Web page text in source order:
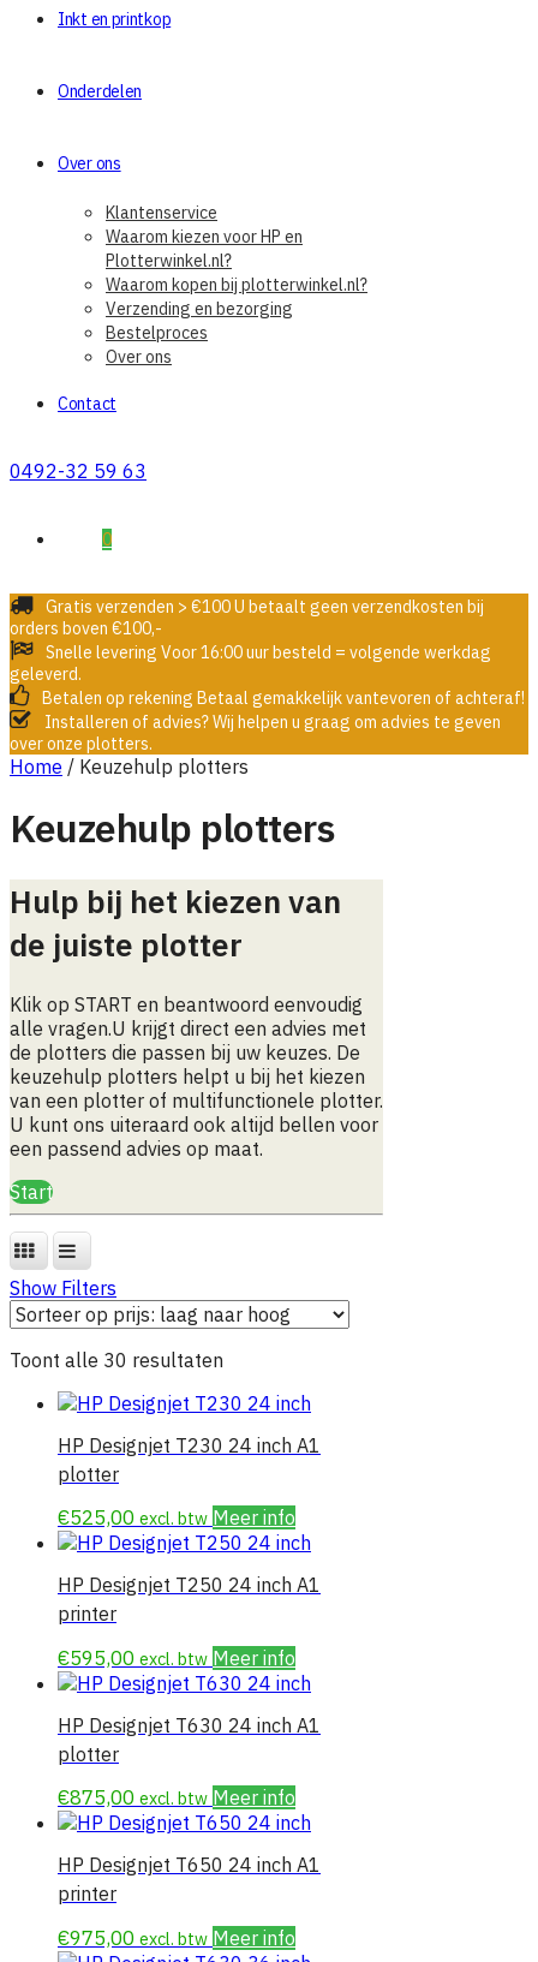
Inkt en printkop
Onderdelen
Over ons
Klantenservice
Waarom kiezen voor HP en
Plotterwinkel.nl?
Waarom kopen bij plotterwinkel.nl?
Verzending en bezorging
Bestelproces
Over ons
Contact
0492-32 59 63
0
Gratis verzenden > €100U betaalt geen verzendkosten bij
orders boven €100,-
Snelle levering Voor 16:00 uur besteld = volgende werkdag
geleverd.
Betalen op rekening Betaal gemakkelijk vantevoren of achteraf!
Installeren of advies?Wij helpen u graag om advies te geven
over onze plotters.
Home / Keuzehulp plotters
Keuzehulp plotters
Hulp bij het kiezen van
de juiste plotter
Klik op START en beantwoord eenvoudig
alle vragen.U krijgt direct een advies met
de plotters die passen bij uw keuzes. De
keuzehulp plotters helpt u bij het kiezen
van een plotter of multifunctionele plotter.
U kunt ons uiteraard ook altijd bellen voor
een passend advies op maat.
Start
Show Filters
Toont alle 30 resultaten
prijs:
naar
HP Designjet T230 24 inch A1
plotter
€525,00 excl. btw Meer info
HP Designjet T250 24 inch A1
printer
€595,00 excl. btw Meer info
HP Designjet T630 24 inch A1
plotter
€875,00 excl. btw Meer info
HP Designjet T650 24 inch A1
printer
€975,00 excl. btw Meer info